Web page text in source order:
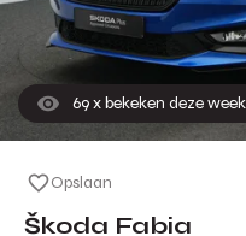
69x bekeken deze week
Opslaan
Škoda Fabia